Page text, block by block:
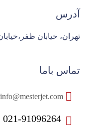
آدرس
تهران، خیابان ظفر،خیابان
تماس باما
021-91096264